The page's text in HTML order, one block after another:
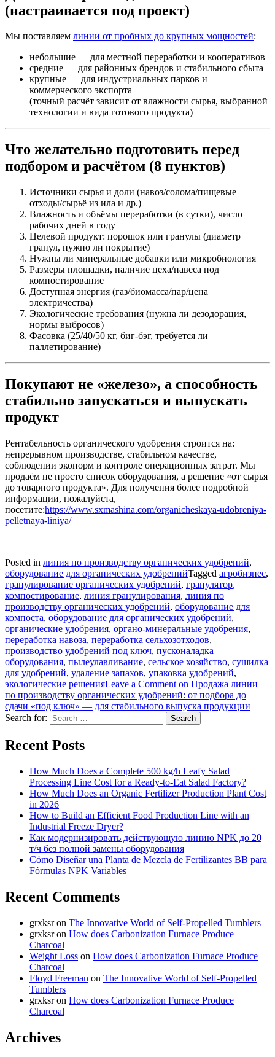
(настраивается под проект)
Мы поставляем линии от пробных до крупных мощностей:
небольшие — для местной переработки и кооперативов
средние — для районных брендов и стабильного сбыта
крупные — для индустриальных парков и
коммерческого экспорта
(точный расчёт зависит от влажности сырья, выбранной
технологии и вида готового продукта)
Что желательно подготовить перед
подбором и расчётом (8 пунктов)
Источники сырья и доли (навоз/солома/пищевые
отходы/сырьё из ила и др.)
Влажность и объёмы переработки (в сутки), число
рабочих дней в году
Целевой продукт: порошок или гранулы (диаметр
гранул, нужно ли покрытие)
Нужны ли минеральные добавки или микробиология
Размеры площадки, наличие цеха/навеса под
компостирование
Доступная энергия (газ/биомасса/пар/цена
электричества)
Экологические требования (нужна ли дезодорация,
нормы выбросов)
Фасовка (25/40/50 кг, биг-бэг, требуется ли
паллетирование)
Покупают не «железо», а способность
стабильно запускаться и выпускать
продукт
Рентабельность органического удобрения строится на:
непрерывном производстве, стабильном качестве,
соблюдении эконорм и контроле операционных затрат. Мы
продаём не просто список оборудования, а решение «от сырья
до товарного продукта». Для получения более подробной
информации, пожалуйста,
посетите:https://www.sxmashina.com/organicheskaya-udobreniya-
pelletnaya-liniya/
Posted in линия по производству органических удобрений,
оборудование для органических удобренийTagged агробизнес,
гранулирование органических удобрений, гранулятор,
компостирование, линия гранулирования, линия по
производству органических удобрений, оборудование для
компоста, оборудование для органических удобрений,
органические удобрения, органо-минеральные удобрения,
переработка навоза, переработка сельхозотходов,
производство удобрений под ключ, пусконаладка
оборудования, пылеулавливание, сельское хозяйство, сушилка
для удобрений, удаление запахов, упаковка удобрений,
экологические решенияLeave a Comment on Продажа линии
по производству органических удобрений: от подбора до
сдачи «под ключ» — для стабильного выпуска продукции
Search for:
Recent Posts
How Much Does a Complete 500 kg/h Leafy Salad
Processing Line Cost for a Ready-to-Eat Salad Factory?
How Much Does an Organic Fertilizer Production Plant Cost
in 2026
How to Build an Efficient Food Production Line with an
Industrial Freeze Dryer?
Как модернизировать действующую линию NPK до 20
т/ч без полной замены оборудования
Cómo Diseñar una Planta de Mezcla de Fertilizantes BB para
Fórmulas NPK Variables
Recent Comments
grxksron The Innovative World of Self-Propelled Tumblers
grxksron How does Carbonization Furnace Produce
Charcoal
Weight Loss on How does Carbonization Furnace Produce
Charcoal
Floyd Freeman on The Innovative World of Self-Propelled
Tumblers
grxksron How does Carbonization Furnace Produce
Charcoal
Archives